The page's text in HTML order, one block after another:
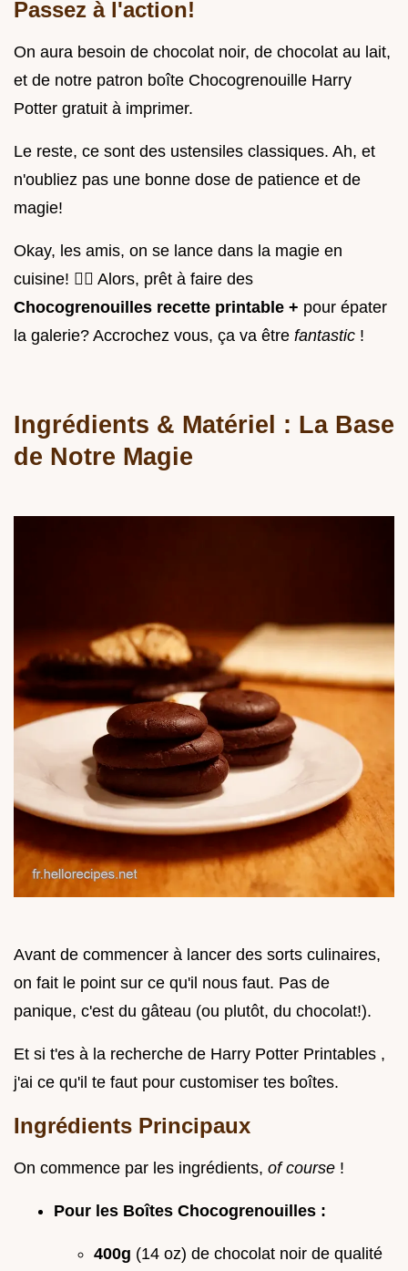
Passez à l'action!
On aura besoin de chocolat noir, de chocolat au lait,
et de notre patron boîte Chocogrenouille Harry
Potter gratuit à imprimer.
Le reste, ce sont des ustensiles classiques. Ah, et
n'oubliez pas une bonne dose de patience et de
magie!
Okay, les amis, on se lance dans la magie en
cuisine! 🧙‍♀️ Alors, prêt à faire des
Chocogrenouilles recette printable + pour épater
la galerie? Accrochez vous, ça va être fantastic !
Ingrédients & Matériel : La Base
de Notre Magie
Avant de commencer à lancer des sorts culinaires,
on fait le point sur ce qu'il nous faut. Pas de
panique, c'est du gâteau (ou plutôt, du chocolat!).
Et si t'es à la recherche de Harry Potter Printables ,
j'ai ce qu'il te faut pour customiser tes boîtes.
Ingrédients Principaux
On commence par les ingrédients, of course !
Pour les Boîtes Chocogrenouilles :
400g (14 oz) de chocolat noir de qualité